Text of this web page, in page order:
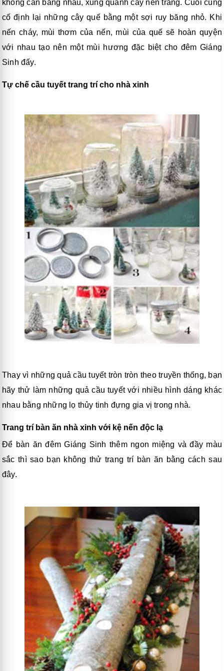
không cần bằng nhau, xung quanh cây nến trắng. Cuối cùng
cố định lại những cây quế bằng một sợi ruy băng nhỏ. Khi
nến cháy, mùi thơm của nến, mùi của quế sẽ hoàn quyện
với nhau tạo nên một mùi hương đặc biệt cho đêm Giáng
Sinh đấy.
Tự chế cầu tuyết trang trí cho nhà xinh
Thay vì những quả cầu tuyết tròn tròn theo truyền thống, bạn
hãy thử làm những quả cầu tuyết với nhiều hình dáng khác
nhau bằng những lọ thủy tinh đựng gia vị trong nhà.
Trang trí bàn ăn nhà xinh với kệ nến độc lạ
Để bàn ăn đêm Giáng Sinh thêm ngon miệng và đầy màu
sắc thì sao bạn không thử trang trí bàn ăn bằng cách sau
đây.